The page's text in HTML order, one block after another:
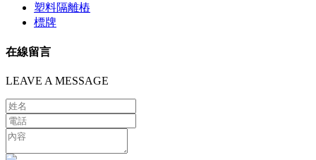
塑料隔離樁
標牌
在線留言
LEAVE A MESSAGE